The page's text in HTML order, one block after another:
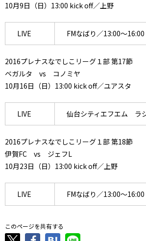
10月9日（日）13:00 kick off／上野
LIVE FMなばり／13:00～16:00
2016プレナスなでしこリーグ１部 第17節
ベガルタ vs コノミヤ
10月16日（日）13:00 kick off／ユアスタ
LIVE 仙台シティエフエム ラ
2016プレナスなでしこリーグ１部 第18節
伊賀FC vs ジェフL
10月23日（日）13:00 kick off／上野
LIVE FMなばり／13:00～16:00
このページを共有する